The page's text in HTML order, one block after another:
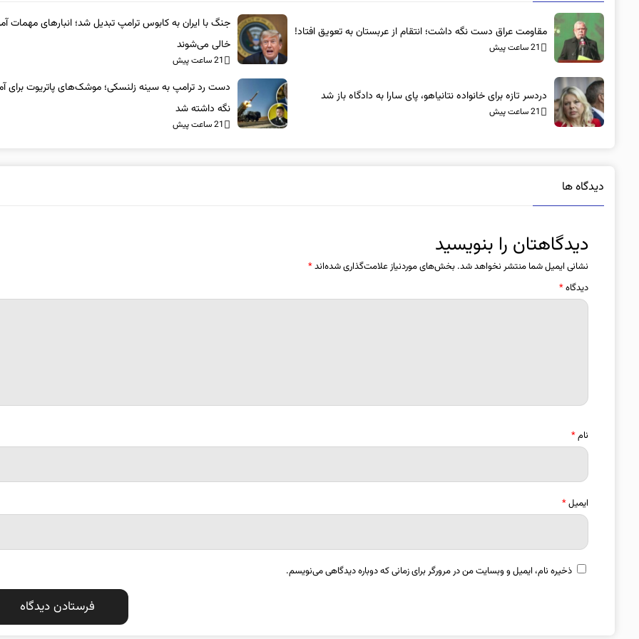
مقاومت عراق دست نگه داشت؛ انتقام از عربستان به تعویق افتاد!
21 ساعت پیش
جنگ با ایران به کابوس ترامپ تبدیل شد؛ انبارهای مهمات
خالی می‌شوند
21 ساعت پیش
دردسر تازه برای خانواده نتانیاهو، پای سارا به دادگاه باز شد
21 ساعت پیش
دست رد ترامپ به سینه زلنسکی؛ موشک‌های پاتریوت برای
نگه داشته شد
21 ساعت پیش
دیدگاه ها
دیدگاهتان را بنویسید
نشانی ایمیل شما منتشر نخواهد شد. بخش‌های موردنیاز علامت‌گذاری شده‌اند*
دیدگاه*
نام*
ایمیل*
ذخیره نام، ایمیل و وبسایت من در مرورگر برای زمانی که دوباره دیدگاهی می‌نویسم.